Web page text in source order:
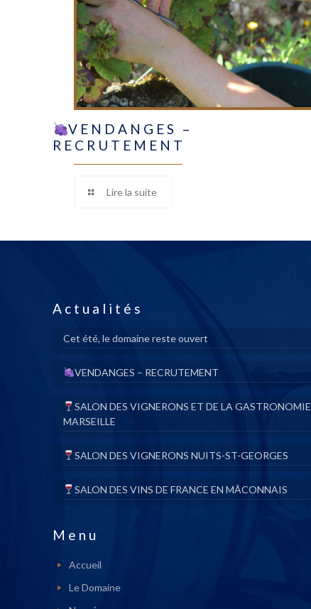
VENDANGES –
RECRUTEMENT
Lire la suite
Actualités
Cet été, le domaine reste ouvert
VENDANGES – RECRUTEMENT
SALON DES VIGNERONS ET DE LA GASTRONOMIE
MARSEILLE
SALON DES VIGNERONS NUITS-ST-GEORGES
SALON DES VINS DE FRANCE EN MÂCONNAIS
Menu
Accueil
Le Domaine